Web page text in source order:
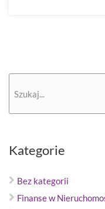
Kategorie
Bez kategorii
Finanse w